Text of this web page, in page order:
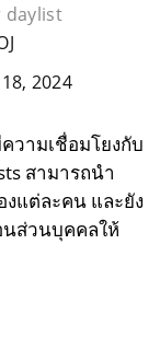
daylist
2024
วามเชื่อมโยงกับ
สามารถนำ
งแต่ละคน และยัง
นส่วนบุคคลให้